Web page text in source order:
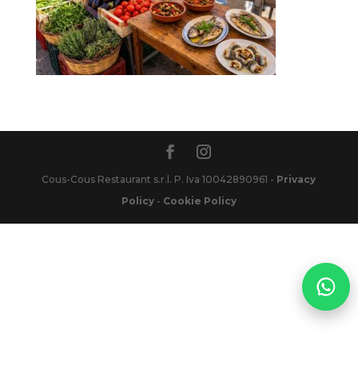
Cous-Cous Restaurant s.r.l. P. Iva 10042890961 - Privacy
Policy- Cookie Policy